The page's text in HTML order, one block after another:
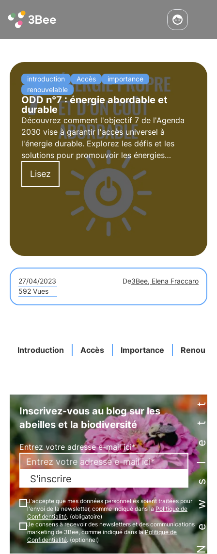
introduction Accès
importance
renouvelable
ODD n°7 : énergie abordable et
durable
Découvrez comment l'objectif 7 de l'Agenda
2030 vise à garantir l'accès universel à
l'énergie durable. Explorez les défis et les
solutions pour promouvoir les énergies
renouvelables et l'efficacité énergétique, le rôle
des entreprises et les projets innovants dans
ce domaine.
Lisez
27/04/2023 De3Bee, Elena Fraccaro
592 Vues
Introduction Accès Importance Newsletter
Inscrivez-vous au blog sur les
abeilles et la biodiversité
Entrez votre adresse e-mail ici*
S'inscrire
J'accepte que mes données personnelles soient traitées pour
l'envoi de la newsletter, comme indiqué dans laPolitique de
Confidentialité. (obligatoire)
Je consens à recevoir des newsletters et des communications
marketing de 3Bee, comme indiqué dans laPolitique de
Confidentialité. (optionnel)